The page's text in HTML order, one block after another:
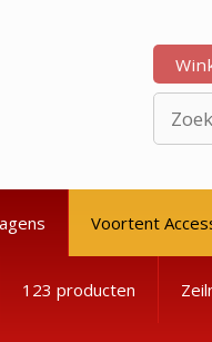
naar:
Voortent
123 producten